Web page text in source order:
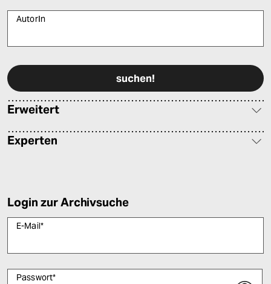
AutorIn
Erweitert
Experten
Login zur Archivsuche
E-Mail*
Passwort*